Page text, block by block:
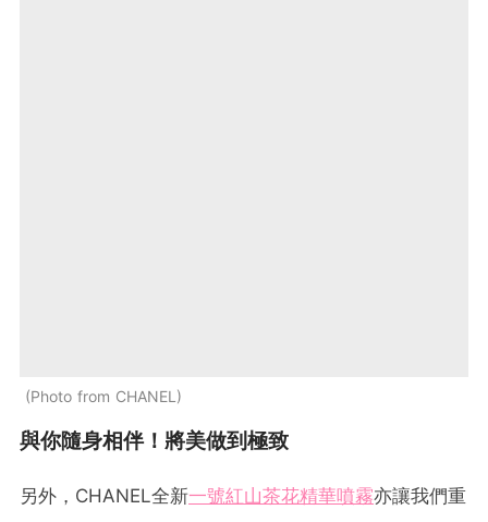
Photo from CHANEL
與你隨身相伴！將美做到極致
另外，CHANEL全新一號紅山茶花精華噴霧亦讓我們重